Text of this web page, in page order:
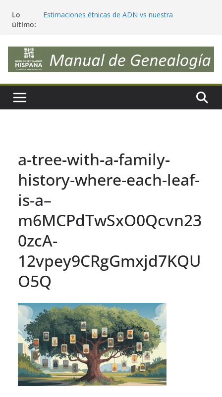
Lo
último:
Estimaciones étnicas de ADN vs nuestra
¿Deberíamos cambiar nuestros apellidos para que
reflejen realmente nuestra genética?
Antepasados genéticos, trazables y significativos
Tendencias en Genealogía (julio 2026) ¿las sigues?
a-tree-with-a-family-
history-where-each-leaf-
is-a–
m6MCPdTwSxO0Qcvn23
0zcA-
12vpey9CRgGmxjd7KQU
O5Q